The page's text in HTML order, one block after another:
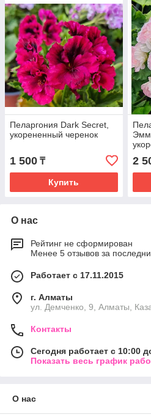
Пеларгония Dark Secret,
укорененный черенок
1 500 ₸
Купить
2
О нас
Рейтинг не сформирован
Менее 5 отзывов за
Работает с 17.11.2015
г. Алматы
ул. Демченко, 9, Алматы,
Контакты
Сегодня работает с 10:00
Показать весь график
О нас